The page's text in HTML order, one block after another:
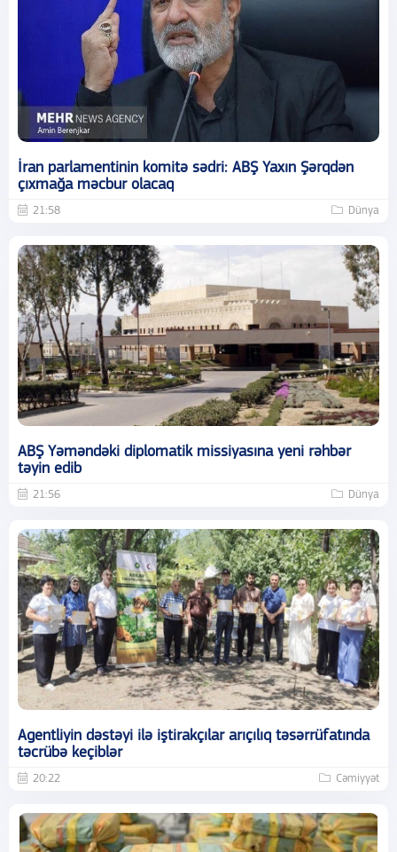
İran parlamentinin komitə sədri: ABŞ Yaxın Şərqdən
çıxmağa məcbur olacaq
21:58 Dünya
ABŞ Yəməndəki diplomatik missiyasına yeni rəhbər
təyin edib
21:56 Dünya
Agentliyin dəstəyi ilə iştirakçılar arıçılıq təsərrüfatında
təcrübə keçiblər
20:22 Cəmiyyət